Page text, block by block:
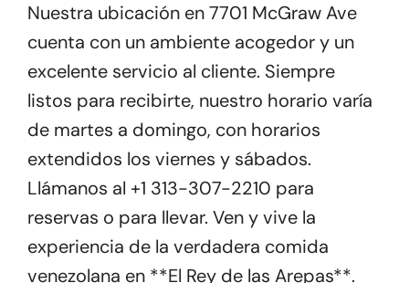
Nuestra ubicación en 7701 McGraw Ave
cuenta con un ambiente acogedor y un
excelente servicio al cliente. Siempre
listos para recibirte, nuestro horario varía
de martes a domingo, con horarios
extendidos los viernes y sábados.
Llámanos al +1 313-307-2210 para
reservas o para llevar. Ven y vive la
experiencia de la verdadera comida
venezolana en **El Rey de las Arepas**.